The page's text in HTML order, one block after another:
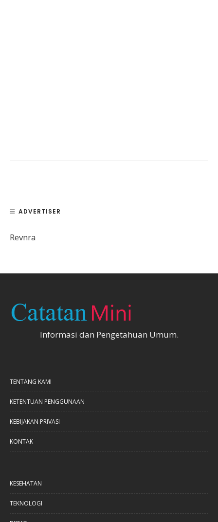
ADVERTISER
Revnra
Informasi dan Pengetahuan Umum.
TENTANG KAMI
KETENTUAN PENGGUNAAN
KEBIJAKAN PRIVASI
KONTAK
KESEHATAN
TEKNOLOGI